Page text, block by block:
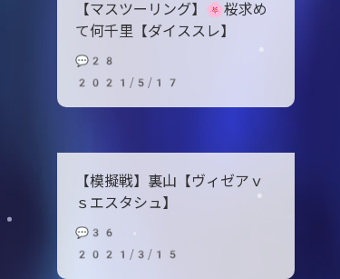
【マスツーリング】🌸桜求め
て何千里【ダイススレ】
💬28
2021/5/17
【模擬戦】裏山【ヴィゼアｖ
ｓエスタシュ】
💬36
2021/3/15